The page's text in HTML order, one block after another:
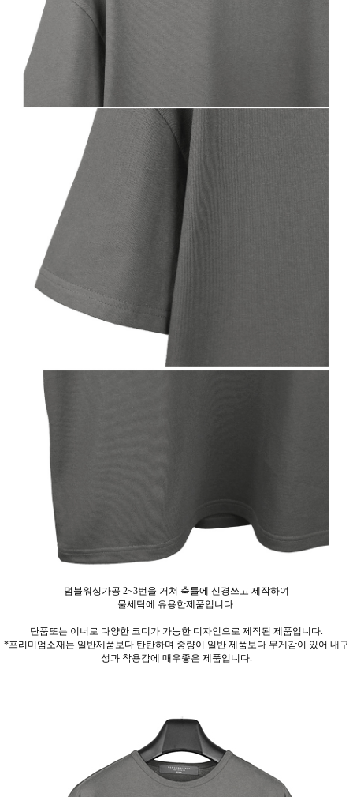
덤블워싱가공 2~3번을 거쳐 축률에 신경쓰고 제작하여
물세탁에 유용한제품입니다.
단품또는 이너로 다양한 코디가 가능한 디자인으로 제작된 제품입니다.
*프리미엄소재는 일반제품보다 탄탄하며 중량이 일반 제품보다 무게감이 있어 내구
성과 착용감에 매우좋은 제품입니다.